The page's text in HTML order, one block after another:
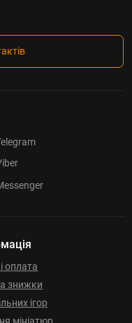
оплата
знижки
ігор